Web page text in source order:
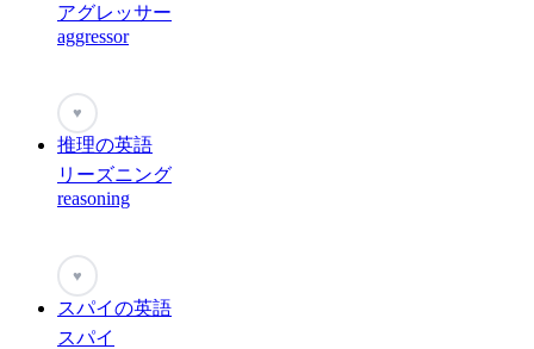
アグレッサー
aggressor
♥
推理の英語
リーズニング
reasoning
♥
スパイの英語
スパイ